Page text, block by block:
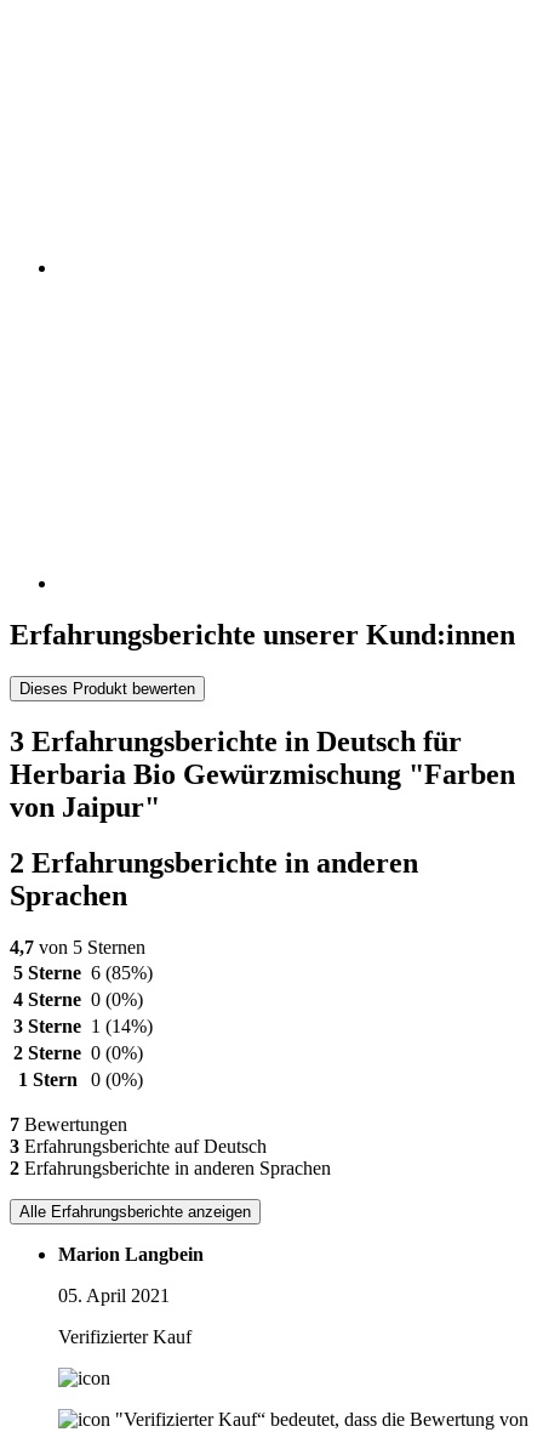
Erfahrungsberichte unserer Kund:innen
Dieses Produkt bewerten
3 Erfahrungsberichte in Deutsch für
Herbaria Bio Gewürzmischung "Farben
von Jaipur"
2 Erfahrungsberichte in anderen
Sprachen
4,7 von 5 Sternen
5 Sterne 6 (85%)
4 Sterne 0 (0%)
3 Sterne 1 (14%)
2 Sterne 0 (0%)
1 Stern
0 (0%)
7 Bewertungen
3 Erfahrungsberichte auf Deutsch
2 Erfahrungsberichte in anderen Sprachen
Alle Erfahrungsberichte anzeigen
Marion Langbein
05. April 2021
Verifizierter Kauf
"Verifizierter Kauf“ bedeutet, dass die Bewertung von